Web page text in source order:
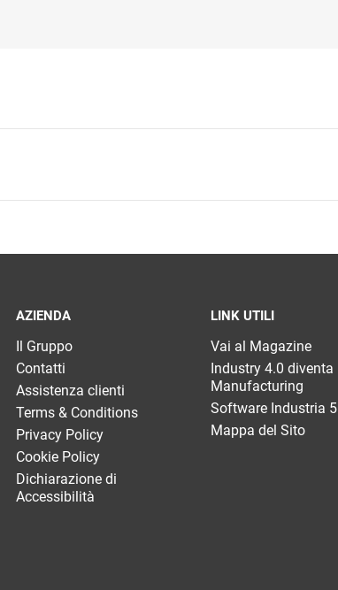
AZIENDA
Il Gruppo
Contatti
Assistenza clienti
Terms & Conditions
Privacy Policy
Cookie Policy
Dichiarazione di
Accessibilità
LINK UTILI
Vai al Magazine
Industry 4.0 diventa
Manufacturing
Software Industria
Mappa del Sito